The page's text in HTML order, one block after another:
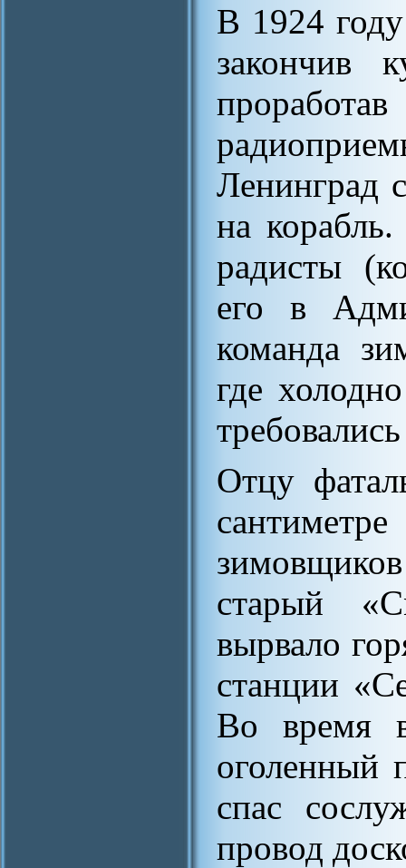
В 1924
закончив
Ленинград
на
радисты
его в
команда
где
Отцу
старый
вырвало
станции
Во время
оголенный
спас
провод